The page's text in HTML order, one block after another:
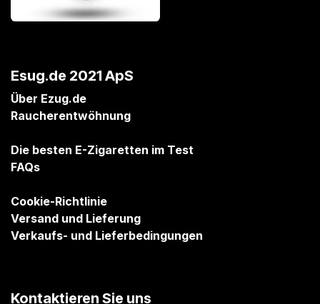
Esug.de 2021 ApS
Über Ezug.de
Raucherentwöhnung
Die besten E-Zigaretten im Test
FAQs
Cookie-Richtlinie
Versand und Lieferung
Verkaufs- und Lieferbedingungen
Kontaktieren Sie uns